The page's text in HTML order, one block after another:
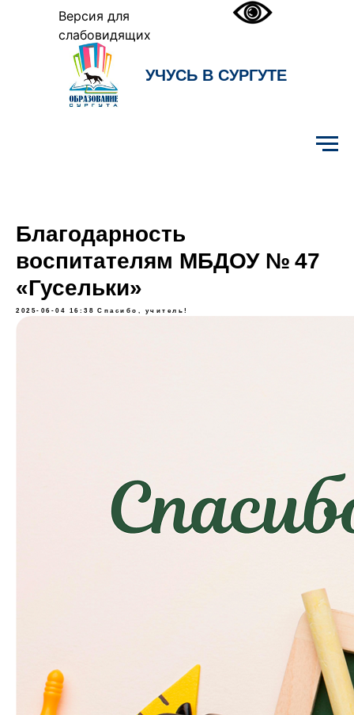
Версия для
слабовидящих
УЧУСЬ В СУРГУТЕ
Благодарность
воспитателям МБДОУ № 47
«Гусельки»
2025-06-04 16:38 Спасибо, учитель!